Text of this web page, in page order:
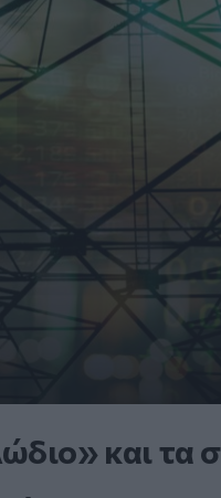
και τα